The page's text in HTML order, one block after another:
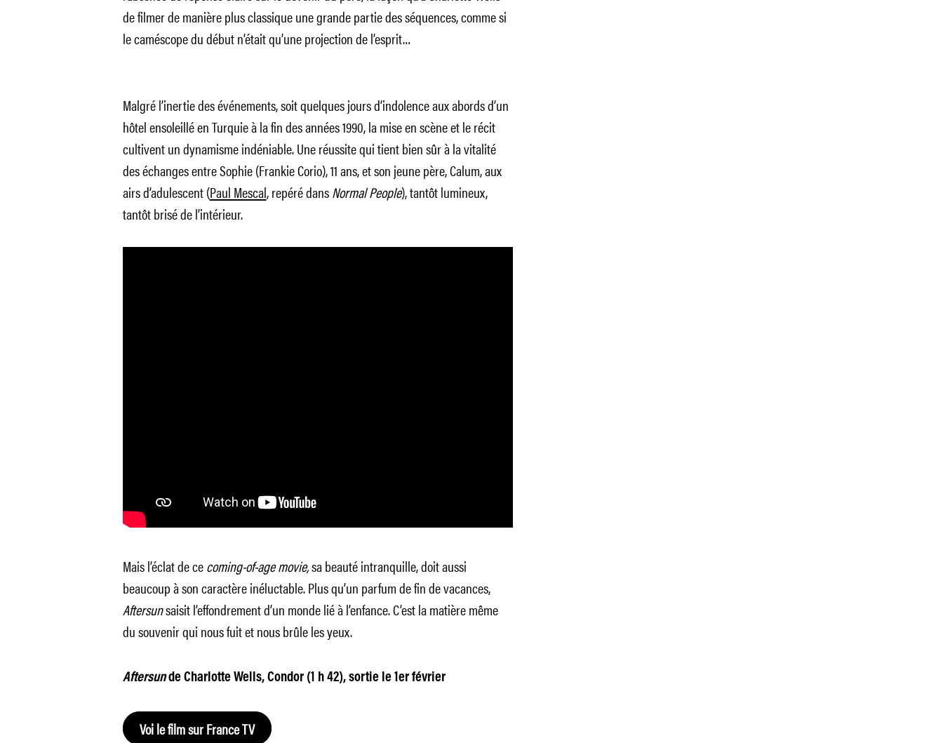
de filmer de manière plus classique une grande partie des séquences, comme si
le caméscope du début n’était qu’une projection de l’esprit…
Malgré l’inertie des événements, soit quelques jours d’indolence aux abords d’un
hôtel ensoleillé en Turquie à la fin des années 1990, la mise en scène et le récit
cultivent un dynamisme indéniable. Une réussite qui tient bien sûr à la vitalité
des échanges entre Sophie (Frankie Corio), 11 ans, et son jeune père, Calum, aux
airs d’adulescent (Paul Mescal, repéré dansNormal People), tantôt lumineux,
tantôt brisé de l’intérieur.
Mais l’éclat de cecoming-of-age movie,sa beauté intranquille, doit aussi
beaucoup à son caractère inéluctable. Plus qu’un parfum de fin de vacances,
Aftersunsaisit l’effondrement d’un monde lié à l’enfance. C’est la matière même
du souvenir qui nous fuit et nous brûle les yeux.
Aftersunde Charlotte Wells, Condor (1 h 42), sortie le 1er février
Voi le film sur France TV